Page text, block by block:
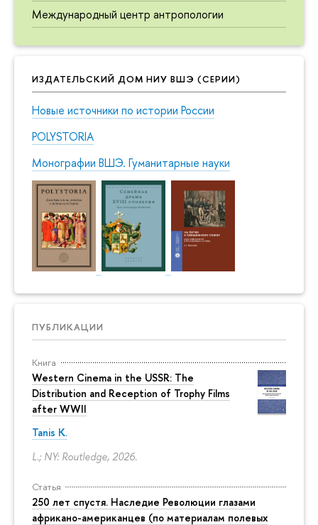
Международный центр антропологии
ИЗДАТЕЛЬСКИЙ ДОМ НИУ ВШЭ (СЕРИИ)
Новые источники по истории России
POLYSTORIA
Монографии ВШЭ. Гуманитарные науки
ПУБЛИКАЦИИ
Книга
Western Cinema in the USSR: The
Distribution and Reception of Trophy Films
after WWII
Tanis K.
L.; NY: Routledge, 2026.
Статья
250 лет спустя. Наследие Революции глазами
африкано-американцев (по материалам полевых